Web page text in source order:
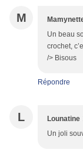
M
Un beau
crochet,
/> Bisous
Répondre
L Lounatine
Un joli